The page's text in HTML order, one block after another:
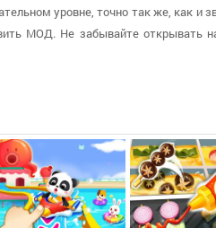
уровне, точно так же, как и
МОД. Не забывайте открывать